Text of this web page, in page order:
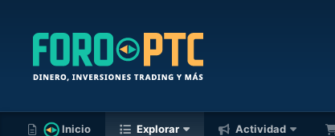
Inicio Explorar Actividad